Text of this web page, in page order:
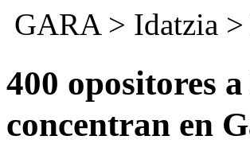
GARA> Idatzia >
400 opositores
concentran en